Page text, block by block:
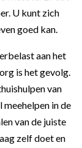
U kunt zich
goed kan.
aan het
is het gevolg.
van
in de
van de juiste
zelf doet en